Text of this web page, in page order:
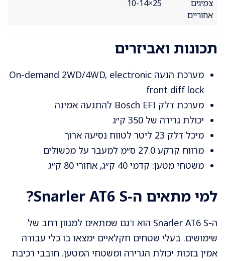
צמיגים
אחוריים
25×10-14
תכונות ואביזרים
מערכת הנעה On-demand 2WD/4WD, electronic
front diff lock
מערכת דלק Bosch EFI להתנעה אמינה
יכולת גרירה של 350 ק״ג
מיכל דלק 23 ליטר לטווח נסיעה ארוך
מרווח קרקע 27.0 ס״מ למעבר על מכשולים
משטחי מטען: קדמי 40 ק״ג, אחורי 80 ק״ג
למי מתאים ה-Snarler AT6 S?
ה-Snarler AT6 S הוא דגם שמתאים למגוון רחב של
שימושים. בעלי שטחים חקלאיים ימצאו בו כלי עבודה
אמין בזכות יכולת הגרירה ומשטחי המטען. חובבי רכיבת